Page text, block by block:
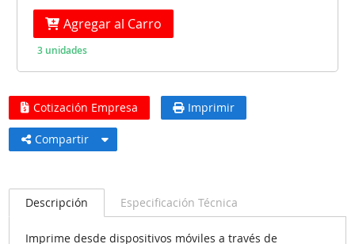
Agregar al Carro
3 unidades
Cotización Empresa Imprimir
Compartir
Descripción Especificación Técnica
Imprime desde dispositivos móviles a través de